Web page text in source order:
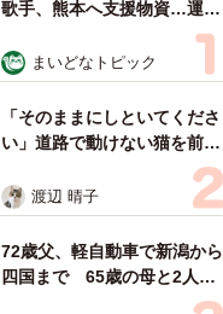
歌手、熊本へ支援物資…運搬
トラックの車体デザインにた
めらい 「痛いほど伝わる」
「行動され立派」
まいどなトピック
「そのままにしといてくださ
い」道路で動けない猫を前に
返された一言… 懸命に生き
ようとした4日間 「命の重
さはみんな同じ」保護団体代
表の訴え
渡辺 晴子
72歳父、軽自動車で新潟から
四国まで 65歳の母と2人で
3泊4日の旅 パーキングの休